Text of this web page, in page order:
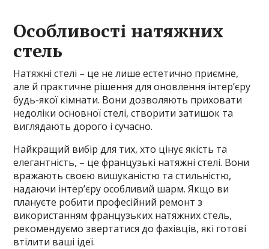
Особливості натяжних
стель
Натяжні стелі – це не лише естетично приємне,
але й практичне рішення для оновлення інтер’єру
будь-якої кімнати. Вони дозволяють приховати
недоліки основної стелі, створити затишок та
виглядають дорого і сучасно.
Найкращий вибір для тих, хто цінує якість та
елегантність, – це французькі натяжні стелі. Вони
вражають своєю вишуканістю та стильністю,
надаючи інтер’єру особливий шарм. Якщо ви
плануєте робити професійний ремонт з
використанням французьких натяжних стель,
рекомендуємо звертатися до фахівців, які готові
втілити ваші ідеї.